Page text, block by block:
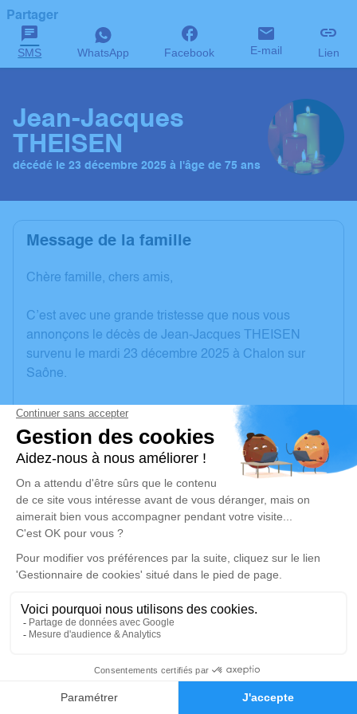
Faire-part Hommages
Partager
SMS WhatsApp Facebook E-mail Lien
Jean-Jacques
THEISEN
décédé le 23 décembre 2025 à l'âge de 75 ans
Message de la famille
Chère famille, chers amis,
C’est avec une grande tristesse que nous vous
annonçons le décès de Jean-Jacques THEISEN
survenu le mardi 23 décembre 2025 à Chalon sur
Saône.
Nous vous invitons à utiliser cet espace pour laisser
vos condoléances, partager des photos souvenirs,
une anecdote ou exprimer vos pensées à travers des
poèmes ou des textes. Cet endroit est un lieu
d'expression dédié à honorer la mémoire de Jean-
Jacques THEISEN.
Un service de plantation d’arbre hommage est
disponible ici .
mardi 30 décembre 2025 à 11h00
19 Avenue Monnot